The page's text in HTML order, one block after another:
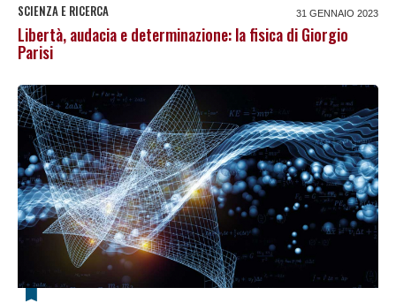
SCIENZA E RICERCA 31 GENNAIO 2023
Libertà, audacia e determinazione: la fisica di Giorgio
Parisi